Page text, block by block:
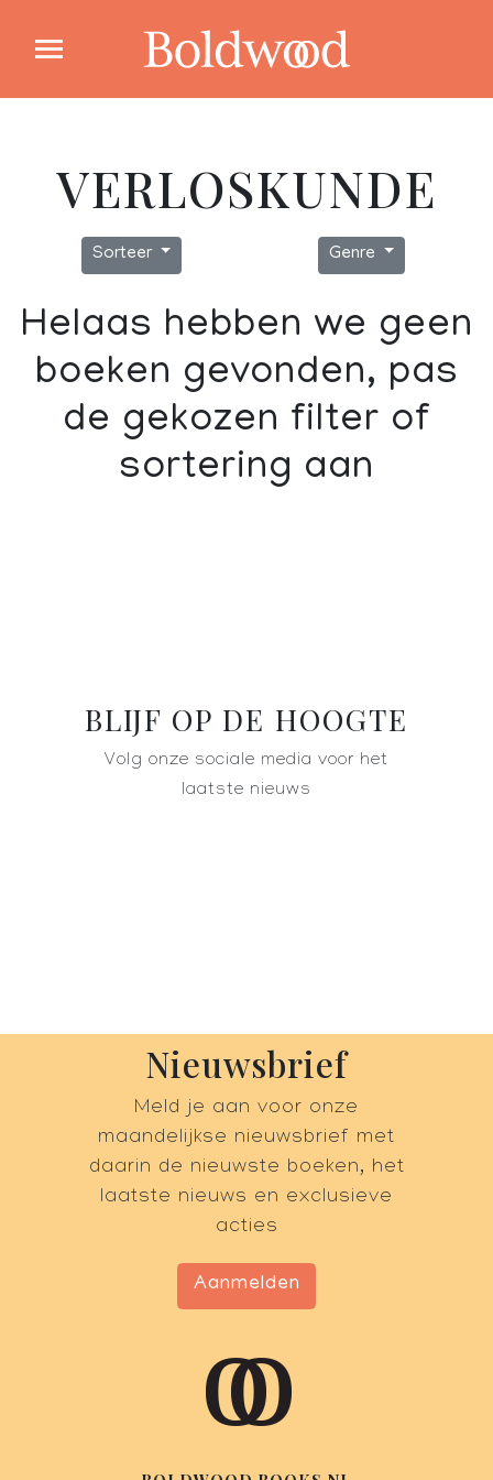
VERLOSKUNDE
Sorteer Genre
Helaas hebben we geen
boeken gevonden, pas
de gekozen filter of
sortering aan
BLIJF OP DE HOOGTE
Volg onze sociale media voor het
laatste nieuws
Nieuwsbrief
Meld je aan voor onze
maandelijkse nieuwsbrief met
daarin de nieuwste boeken, het
laatste nieuws en exclusieve
acties
Aanmelden